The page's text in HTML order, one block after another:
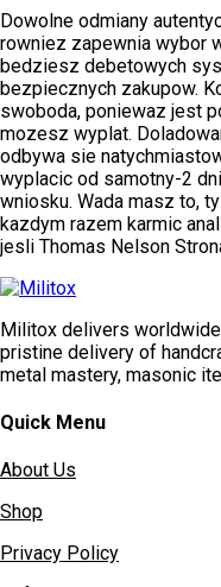
Dowolne odmiany
rowniez zapewnia wybor
bedziesz debetowych
bezpiecznych zakupow.
swoboda, poniewaz jest
mozesz wyplat.
odbywa sie
wyplacic od samotny-2
wniosku. Wada masz to,
kazdym razem karmic
jesli Thomas Nelson
Militox delivers
pristine delivery of
metal mastery, masonic
Quick Menu
About Us
Shop
Privacy Policy